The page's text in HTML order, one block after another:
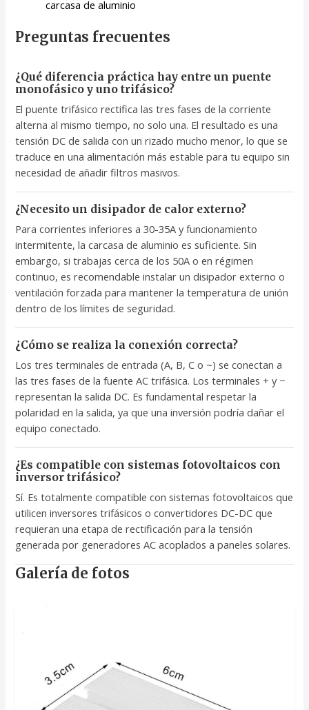
carcasa de aluminio
Preguntas frecuentes
¿Qué diferencia práctica hay entre un puente
monofásico y uno trifásico?
El puente trifásico rectifica las tres fases de la corriente
alterna al mismo tiempo, no solo una. El resultado es una
tensión DC de salida con un rizado mucho menor, lo que se
traduce en una alimentación más estable para tu equipo sin
necesidad de añadir filtros masivos.
¿Necesito un disipador de calor externo?
Para corrientes inferiores a 30-35A y funcionamiento
intermitente, la carcasa de aluminio es suficiente. Sin
embargo, si trabajas cerca de los 50A o en régimen
continuo, es recomendable instalar un disipador externo o
ventilación forzada para mantener la temperatura de unión
dentro de los límites de seguridad.
¿Cómo se realiza la conexión correcta?
Los tres terminales de entrada (A, B, C o ~) se conectan a
las tres fases de la fuente AC trifásica. Los terminales + y −
representan la salida DC. Es fundamental respetar la
polaridad en la salida, ya que una inversión podría dañar el
equipo conectado.
¿Es compatible con sistemas fotovoltaicos con
inversor trifásico?
Sí. Es totalmente compatible con sistemas fotovoltaicos que
utilicen inversores trifásicos o convertidores DC-DC que
requieran una etapa de rectificación para la tensión
generada por generadores AC acoplados a paneles solares.
Galería de fotos